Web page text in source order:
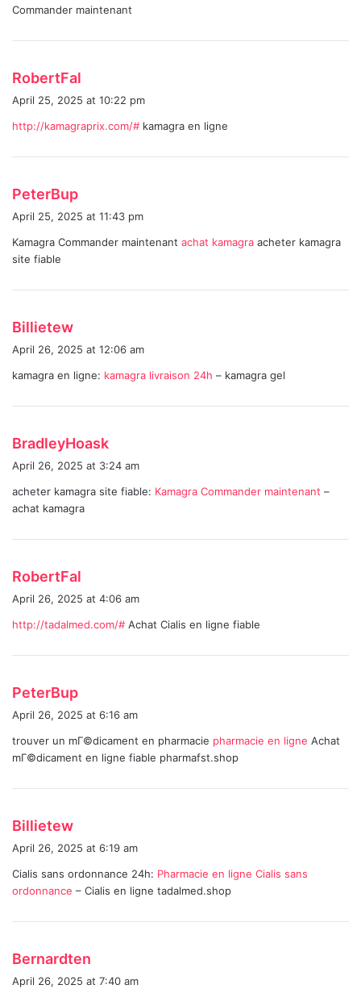
:
Commander maintenant
RobertFal
a
s
April 25, 2025 at 10:22 pm
http://kamagraprix.com/# kamagra en ligne
PeterBup
a
s
April 25, 2025 at 11:43 pm
Kamagra Commander maintenant achat kamagra acheter kamagra
site fiable
Billietew
a
s
April 26, 2025 at 12:06 am
kamagra en ligne: kamagra livraison 24h – kamagra gel
BradleyHoask
a
s
April 26, 2025 at 3:24 am
acheter kamagra site fiable: Kamagra Commander maintenant –
achat kamagra
RobertFal
a
s
April 26, 2025 at 4:06 am
http://tadalmed.com/# Achat Cialis en ligne fiable
PeterBup
a
s
:
April 26, 2025 at 6:16 am
trouver un mГ©dicament en pharmacie pharmacie en ligne Achat
mГ©dicament en ligne fiable pharmafst.shop
Billietew
a
s
April 26, 2025 at 6:19 am
Cialis sans ordonnance 24h: Pharmacie en ligne Cialis sans
ordonnance – Cialis en ligne tadalmed.shop
Bernardten
April 26, 2025 at 7:40 am